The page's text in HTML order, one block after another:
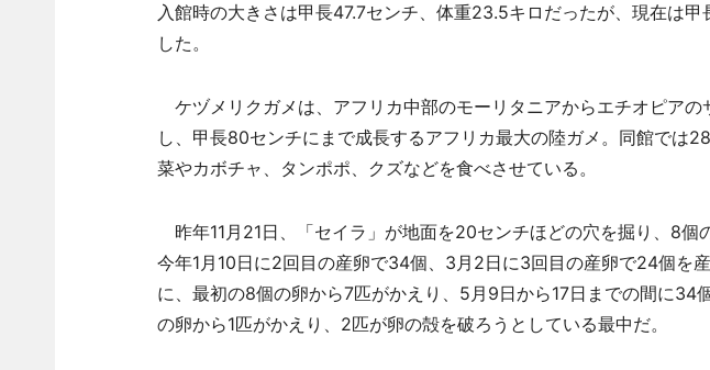
入館時の大きさは甲長47.7センチ、体重23.5キロだったが、現在は
した。
ケヅメリクガメは、アフリカ中部のモーリタニアからエチオピアの
し、甲長80センチにまで成長するアフリカ最大の陸ガメ。同館では
菜やカボチャ、タンポポ、クズなどを食べさせている。
昨年11月21日、「セイラ」が地面を20センチほどの穴を掘り、8個
今年1月10日に2回目の産卵で34個、3月2日に3回目の産卵で24個を
に、最初の8個の卵から7匹がかえり、5月9日から17日までの間に34
の卵から1匹がかえり、2匹が卵の殻を破ろうとしている最中だ。